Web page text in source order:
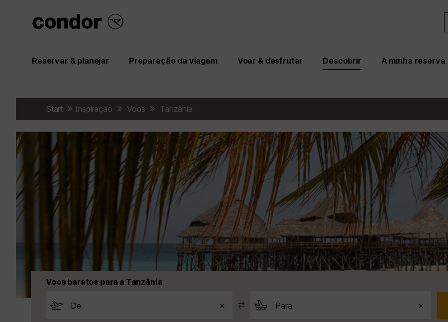
Reservar & planejar Preparação da viagem Voar & desfrutar Descobrir A minha reserva
Start Inspiração Voos Tanzânia
Voos baratos para a Tanzânia